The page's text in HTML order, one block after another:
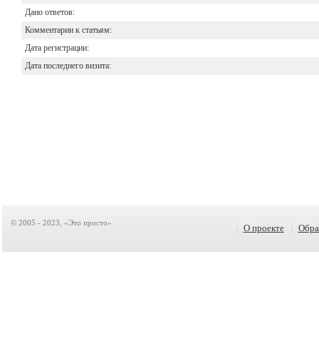
Дано ответов:
Комментарии к статьям:
Дата регистрации:
Дата последнего визита:
© 2005 - 2023, «Это просто» О проекте